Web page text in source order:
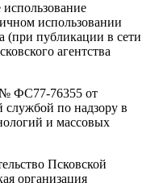
использовании
(при публикации в сети
агентства
ФС77-76355 от
по надзору в
и массовых
Псковской
организация